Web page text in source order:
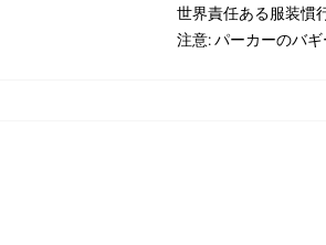
世界責任ある服装慣
注意: パーカーのバ